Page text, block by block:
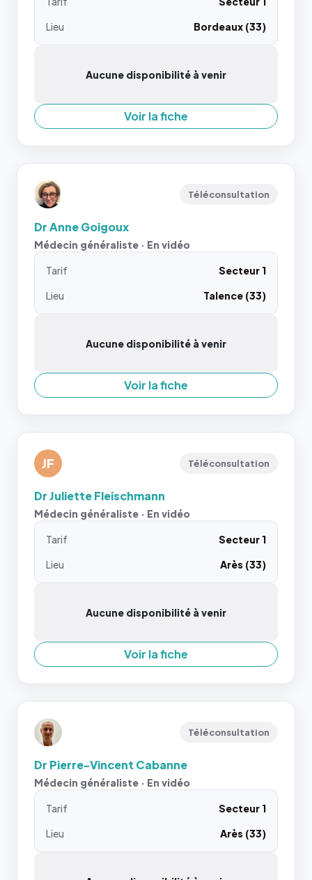
Lieu
Bordeaux (33)
Aucune disponibilité à venir
Voir la fiche
Téléconsultation
Dr Anne Goigoux
Médecin généraliste · En vidéo
Tarif
Secteur 1
Lieu
Talence (33)
Aucune disponibilité à venir
Voir la fiche
JF Téléconsultation
Dr Juliette Fleischmann
Médecin généraliste · En vidéo
Tarif
Secteur 1
Lieu
Arès (33)
Aucune disponibilité à venir
Voir la fiche
Téléconsultation
Dr Pierre-Vincent Cabanne
Médecin généraliste · En vidéo
Tarif
Secteur 1
Lieu
Arès (33)